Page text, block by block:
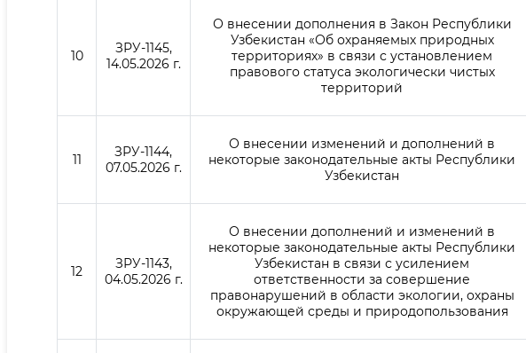
10
ЗРУ-1145,
14.05.2026 г.
О внесении дополнения в Закон Республики
Узбекистан «Об охраняемых природных
территориях» в связи с установлением
правового статуса экологически чистых
территорий
11
ЗРУ-1144,
07.05.2026 г.
О внесении изменений и дополнений в
некоторые законодательные акты Республики
Узбекистан
12
ЗРУ-1143,
04.05.2026 г.
О внесении дополнений и изменений в
некоторые законодательные акты Республики
Узбекистан в связи с усилением
ответственности за совершение
правонарушений в области экологии, охраны
окружающей среды и природопользования